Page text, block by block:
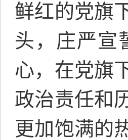
鲜红的党旗
头，庄严宣
心，在党旗
政治责任和
更加饱满的